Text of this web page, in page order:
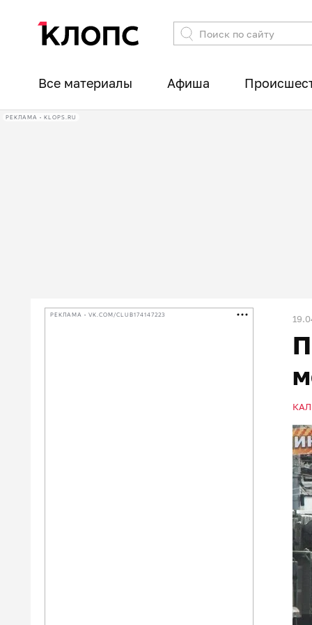
Все материалы Афиша
РЕКЛАМА • KLOPS.RU
РЕКЛАМА • VK.COM/CLUB174147223